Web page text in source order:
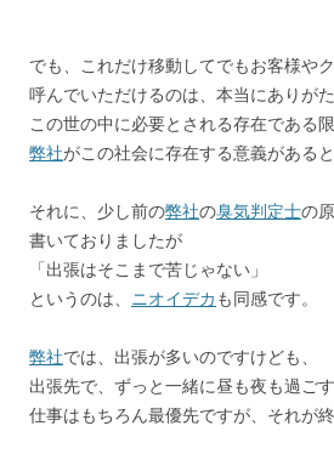
でも、これだけ移動してでもお客様や
呼んでいただけるのは、本当にありがた
この世の中に必要とされる存在である限
弊社がこの社会に存在する意義がある
それに、少し前の弊社の臭気判定士の
書いておりましたが
「出張はそこまで苦じゃない」
というのは、 ニオイデカ も同感です。
弊社では、出張が多いのですけども、
出張先で、ずっと一緒に昼も夜も過ご
仕事はもちろん最優先ですが、それが終